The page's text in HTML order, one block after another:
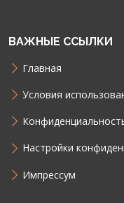
ВАЖНЫЕ ССЫЛКИ
Главная
Условия
Настройки
Импрессум